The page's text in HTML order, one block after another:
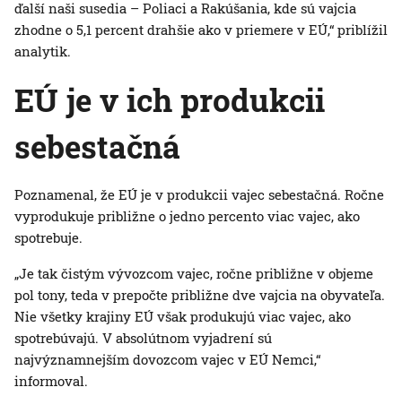
ďalší naši susedia – Poliaci a Rakúšania, kde sú vajcia
zhodne o 5,1 percent drahšie ako v priemere v EÚ,“ priblížil
analytik.
EÚ je v ich produkcii
sebestačná
Poznamenal, že EÚ je v produkcii vajec sebestačná. Ročne
vyprodukuje približne o jedno percento viac vajec, ako
spotrebuje.
„Je tak čistým vývozcom vajec, ročne približne v objeme
pol tony, teda v prepočte približne dve vajcia na obyvateľa.
Nie všetky krajiny EÚ však produkujú viac vajec, ako
spotrebúvajú. V absolútnom vyjadrení sú
najvýznamnejším dovozcom vajec v EÚ Nemci,“
informoval.